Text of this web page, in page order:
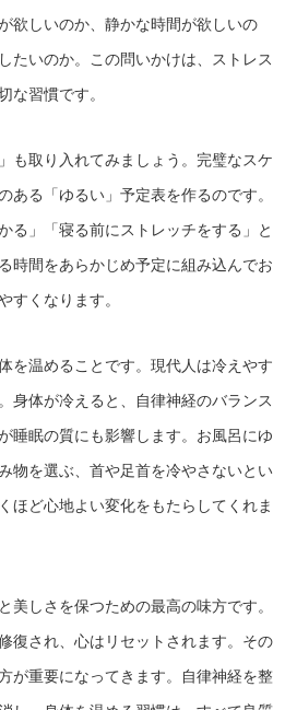
欲しいのか、静かな時間が欲しいの
たいのか。この問いかけは、ストレス
な習慣です。
も取り入れてみましょう。完璧なスケ
ある「ゆるい」予定表を作るのです。
る」「寝る前にストレッチをする」と
時間をあらかじめ予定に組み込んでお
すくなります。
を温めることです。現代人は冷えやす
身体が冷えると、自律神経のバランス
睡眠の質にも影響します。お風呂にゆ
物を選ぶ、首や足首を冷やさないとい
ほど心地よい変化をもたらしてくれま
美しさを保つための最高の味方です。
復され、心はリセットされます。その
が重要になってきます。自律神経を整